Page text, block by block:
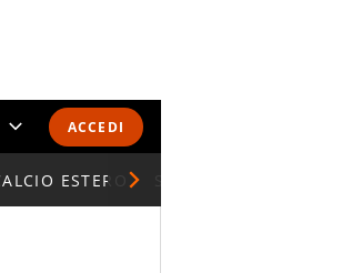
ACCEDI
E CLASSIFICHE
ESTERO